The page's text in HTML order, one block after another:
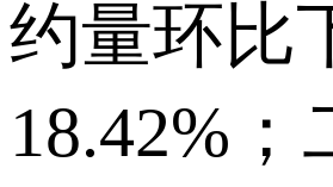
约量环比
18.42%；